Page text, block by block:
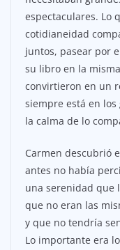
espectaculares. Lo
cotidianeidad
juntos, pasear por
su libro en la
convirtieron en un
siempre está en
la calma de lo
Carmen descubrió
antes no había
una serenidad que
que no eran las
y que no tendría
Lo importante era